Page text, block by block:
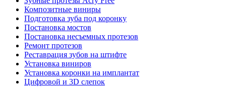
Композитные виниры
Подготовка зуба под коронку
Постановка мостов
Постановка несъемных протезов
Ремонт протезов
Реставрация зубов на штифте
Установка виниров
Установка коронки на имплантат
Цифровой и 3D слепок